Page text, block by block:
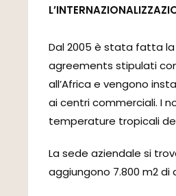
Dal 2005 è stata fatta
agreements stipulati
all’Africa e vengono
ai centri commerciali. I
temperature tropicali
La sede aziendale si
aggiungono 7.800 m2